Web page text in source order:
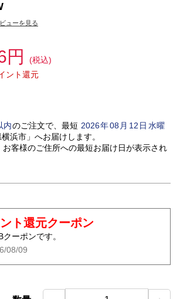
ューを見る
円
(税込)
ント還元
内のご注文で、最短 2026年08 月 12 日水曜
浜市」 へお届けします。
お客様のご住所への最短お届け日が表示され
ト還元クーポン
ーポンです。
08/09